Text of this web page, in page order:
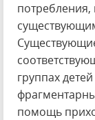
группах
помощь